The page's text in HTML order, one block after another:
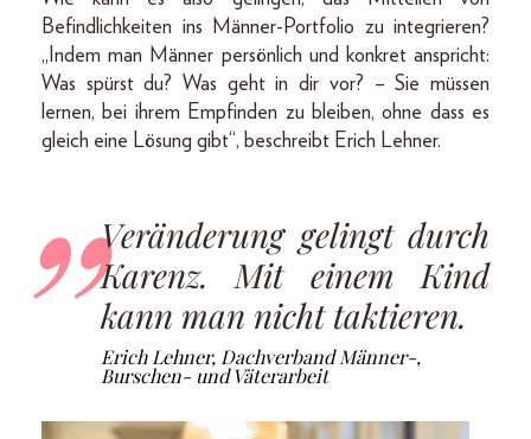
Befindlichkeiten ins Männer-Portfolio zu integrieren?
„Indem man Männer persönlich und konkret anspricht:
Was spürst du? Was geht in dir vor? – Sie müssen
lernen, bei ihrem Empfinden zu bleiben, ohne dass es
gleich eine Lösung gibt“, beschreibt Erich Lehner.
Veränderung gelingt durch
Karenz. Mit einem Kind
kann man nicht taktieren.
Erich Lehner, Dachverband Männer-,
Burschen- und Väterarbeit